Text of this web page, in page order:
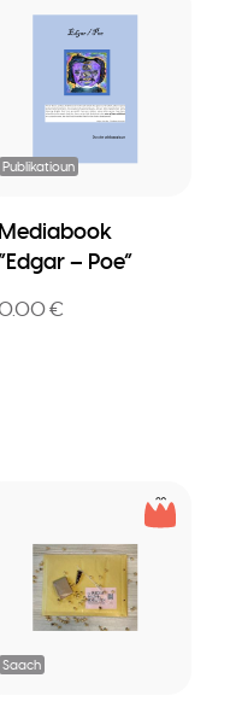
Publikatioun
Mediabook
– Poe”
€
Saach